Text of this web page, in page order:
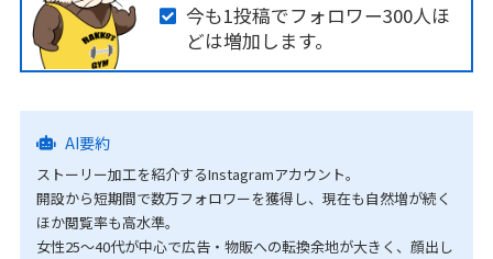
今も1投稿でフォロワー300人ほ
どは増加します。
AI要約
ストーリー加工を紹介するInstagramアカウント。
開設から短期間で数万フォロワーを獲得し、現在も自然増が続く
ほか閲覧率も高水準。
女性25〜40代が中心で広告・物販への転換余地が大きく、顔出し